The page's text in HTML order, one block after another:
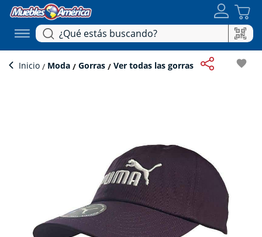
Inicio Moda Gorras Ver todas las gorras favorite